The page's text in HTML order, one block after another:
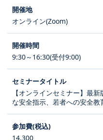
オンライン(Zoom)
9:30～16:30(受付9:00)
【オンラインセミナー】最
な安全指示、若者への安全教
14,300